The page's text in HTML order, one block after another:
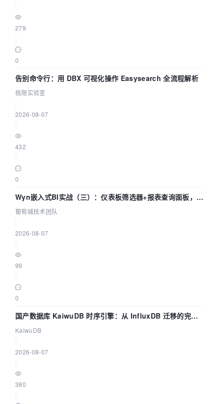
279
0
告别命令行：用 DBX 可视化操作 Easysearch 全流程解析
极限实验室
2026-08-07
432
0
Wyn嵌入式BI实战（三）：仪表板筛选器+报表查询面板，参
数联动全闭环
葡萄城技术团队
2026-08-07
99
0
国产数据库 KaiwuDB 时序引擎：从 InfluxDB 迁移的完整
技术路径
KaiwuDB
2026-08-07
380